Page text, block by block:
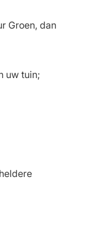
Groen, dan
uw tuin;